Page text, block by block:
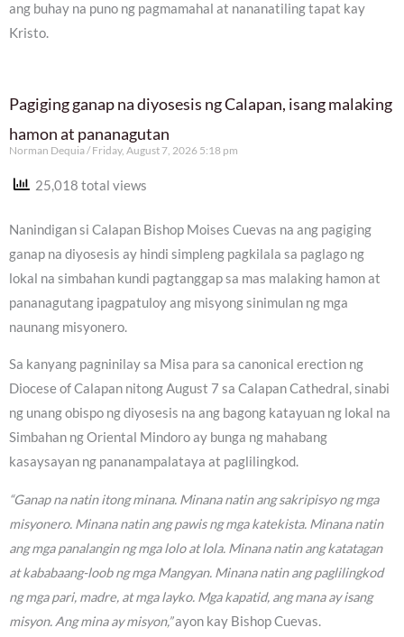
ang buhay na puno ng pagmamahal at nananatiling tapat kay
Kristo.
Pagiging ganap na diyosesis ng Calapan, isang malaking
hamon at pananagutan
Norman Dequia Friday, August 7, 2026 5:18 pm
25,018 total views
Nanindigan si Calapan Bishop Moises Cuevas na ang pagiging
ganap na diyosesis ay hindi simpleng pagkilala sa paglago ng
lokal na simbahan kundi pagtanggap sa mas malaking hamon at
pananagutang ipagpatuloy ang misyong sinimulan ng mga
naunang misyonero.
Sa kanyang pagninilay sa Misa para sa canonical erection ng
Diocese of Calapan nitong August 7 sa Calapan Cathedral, sinabi
ng unang obispo ng diyosesis na ang bagong katayuan ng lokal na
Simbahan ng Oriental Mindoro ay bunga ng mahabang
kasaysayan ng pananampalataya at paglilingkod.
“Ganap na natin itong minana. Minana natin ang sakripisyo ng mga
misyonero. Minana natin ang pawis ng mga katekista. Minana natin
ang mga panalangin ng mga lolo at lola. Minana natin ang katatagan
at kababaang-loob ng mga Mangyan. Minana natin ang paglilingkod
ng mga pari, madre, at mga layko. Mga kapatid, ang mana ay isang
misyon. Ang mina ay misyon,”ayon kay Bishop Cuevas.